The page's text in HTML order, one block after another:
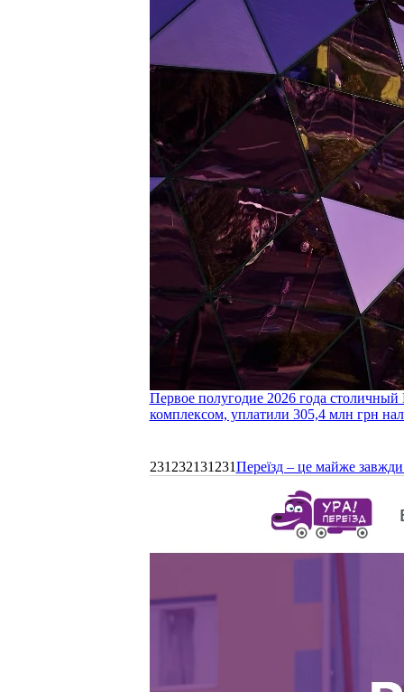
Первое полугодие 2026 года
комплексом, уплатили 305,4 млн грн
231232131231Переїзд – це майже